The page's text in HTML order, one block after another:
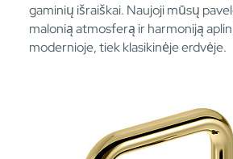
gaminių išraiškai. Naujoji mūsų
malonią atmosferą ir harmoniją
modernioje, tiek klasikinėje erdvėje.